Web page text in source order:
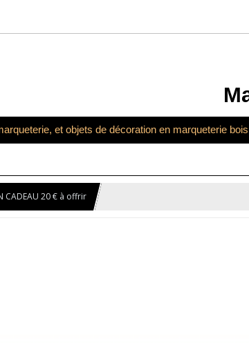
et objets de décoration en marqueterie bois
CADEAU 20 € à offrir